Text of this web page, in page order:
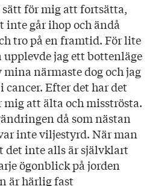
för mig att fortsätta,
inte går ihop och ändå
tro på en framtid. För lite
upplevde jag ett bottenläge
närmaste dog och jag
cancer. Efter det har det
att älta och misströsta.
då som nästan
inte viljestyrd. När man
det inte alls är självklart
ögonblick på jorden
är härlig fast